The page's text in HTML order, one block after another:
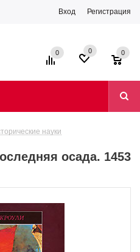
Вход Регистрация
0 0 0
науки
осада. 1453